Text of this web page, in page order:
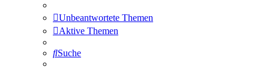
Unbeantwortete Themen
Aktive Themen
Suche